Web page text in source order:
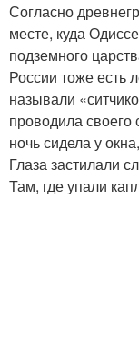
Согласно
месте, куда
подземного
России тоже есть
называли
проводила своего
ночь сидела у
Глаза застилали
Там, где упали